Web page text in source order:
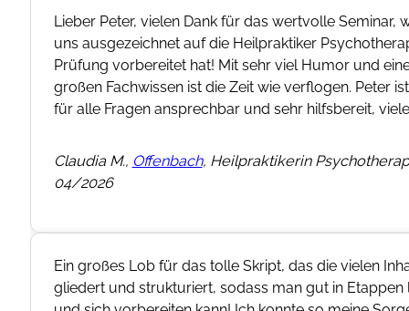
Lieber Peter, vielen Dank für das wertvolle Seminar,
uns ausgezeichnet auf die Heilpraktiker
Prüfung vorbereitet hat! Mit sehr viel Humor und
großen Fachwissen ist die Zeit wie verflogen. Peter
für alle Fragen ansprechbar und sehr hilfsbereit,
Claudia M., Offenbach, Heilpraktikerin
04/2026
Ein großes Lob für das tolle Skript, das die vielen
gliedert und strukturiert, sodass man gut in Etappen